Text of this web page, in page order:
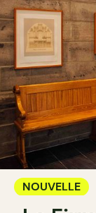
NOUVELLE